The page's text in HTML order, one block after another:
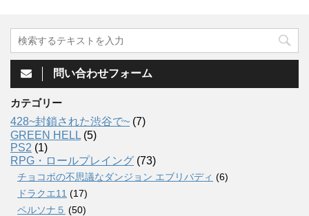
問い合わせフォーム
カテゴリー
428~封鎖された渋谷で~ (7)
GREEN HELL (5)
PS2 (1)
RPG・ロールプレイング (73)
チョコボの不思議なダンジョン エブリバディ (6)
ドラクエ11 (17)
ペルソナ５ (50)